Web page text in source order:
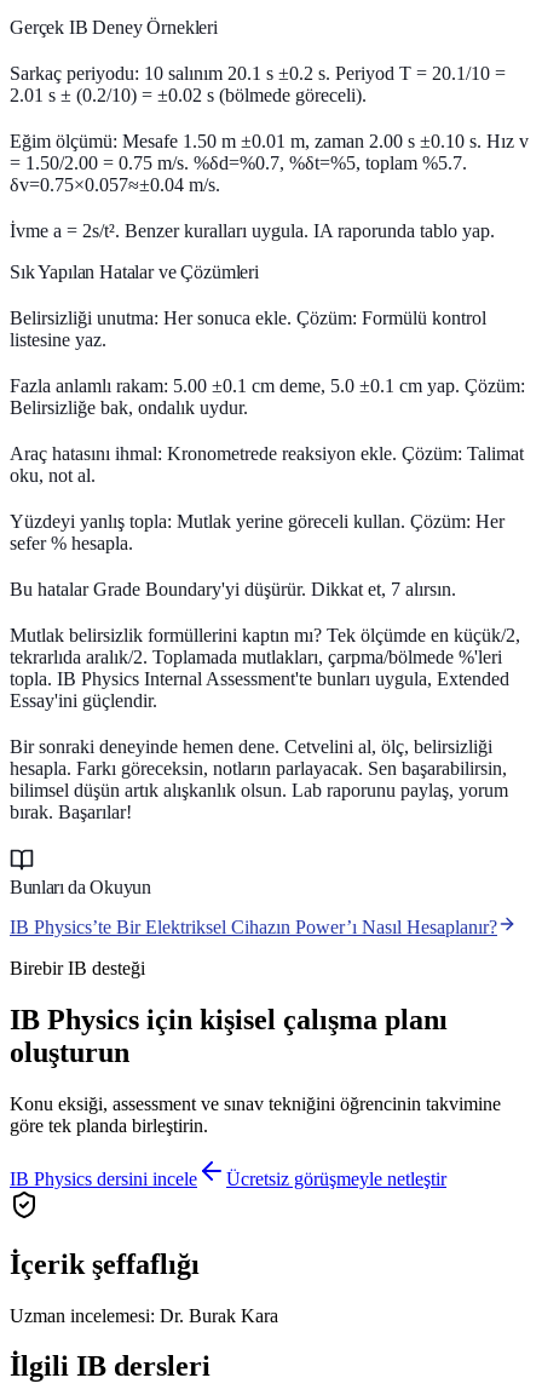
Gerçek IB Deney Örnekleri
Sarkaç periyodu: 10 salınım 20.1 s ±0.2 s. Periyod T = 20.1/10 =
2.01 s ± (0.2/10) = ±0.02 s (bölmede göreceli).
Eğim ölçümü: Mesafe 1.50 m ±0.01 m, zaman 2.00 s ±0.10 s. Hız v
= 1.50/2.00 = 0.75 m/s. %δd=%0.7, %δt=%5, toplam %5.7.
δv=0.75×0.057≈±0.04 m/s.
İvme a = 2s/t². Benzer kuralları uygula. IA raporunda tablo yap.
Sık Yapılan Hatalar ve Çözümleri
Belirsizliği unutma: Her sonuca ekle. Çözüm: Formülü kontrol
listesine yaz.
Fazla anlamlı rakam: 5.00 ±0.1 cm deme, 5.0 ±0.1 cm yap. Çözüm:
Belirsizliğe bak, ondalık uydur.
Araç hatasını ihmal: Kronometrede reaksiyon ekle. Çözüm: Talimat
oku, not al.
Yüzdeyi yanlış topla: Mutlak yerine göreceli kullan. Çözüm: Her
sefer % hesapla.
Bu hatalar Grade Boundary'yi düşürür. Dikkat et, 7 alırsın.
Mutlak belirsizlik formüllerini kaptın mı? Tek ölçümde en küçük/2,
tekrarlıda aralık/2. Toplamada mutlakları, çarpma/bölmede %'leri
topla. IB Physics Internal Assessment'te bunları uygula, Extended
Essay'ini güçlendir.
Bir sonraki deneyinde hemen dene. Cetvelini al, ölç, belirsizliği
hesapla. Farkı göreceksin, notların parlayacak. Sen başarabilirsin,
bilimsel düşün artık alışkanlık olsun. Lab raporunu paylaş, yorum
bırak. Başarılar!
Bunları da Okuyun
IB Physics’te Bir Elektriksel Cihazın Power’ı Nasıl Hesaplanır?
Birebir IB desteği
IB Physics için kişisel çalışma planı
oluşturun
Konu eksiği, assessment ve sınav tekniğini öğrencinin takvimine
göre tek planda birleştirin.
IB Physics dersini incele Ücretsiz görüşmeyle netleştir
İçerik şeffaflığı
Uzman incelemesi: Dr. Burak Kara
İlgili IB dersleri